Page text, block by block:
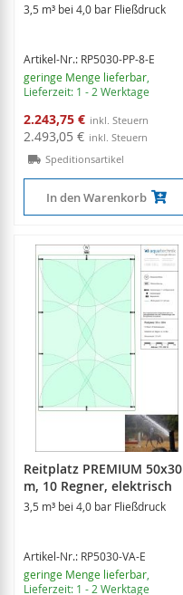
3,5 m³ bei 4,0 bar Fließdruck
Artikel-Nr.: RP5030-PP-8-E
geringe Menge lieferbar
Lieferzeit: 1 - 2 Werktage
Sonderangebot
2.243,75 €
2.493,05 €
Speditionsartikel
In den Warenkorb
Reitplatz PREMIUM 50x30
m, 10 Regner, elektrisch
3,5 m³ bei 4,0 bar Fließdruck
Artikel-Nr.: RP5030-VA-E
geringe Menge lieferbar
Lieferzeit: 1 - 2 Werktage